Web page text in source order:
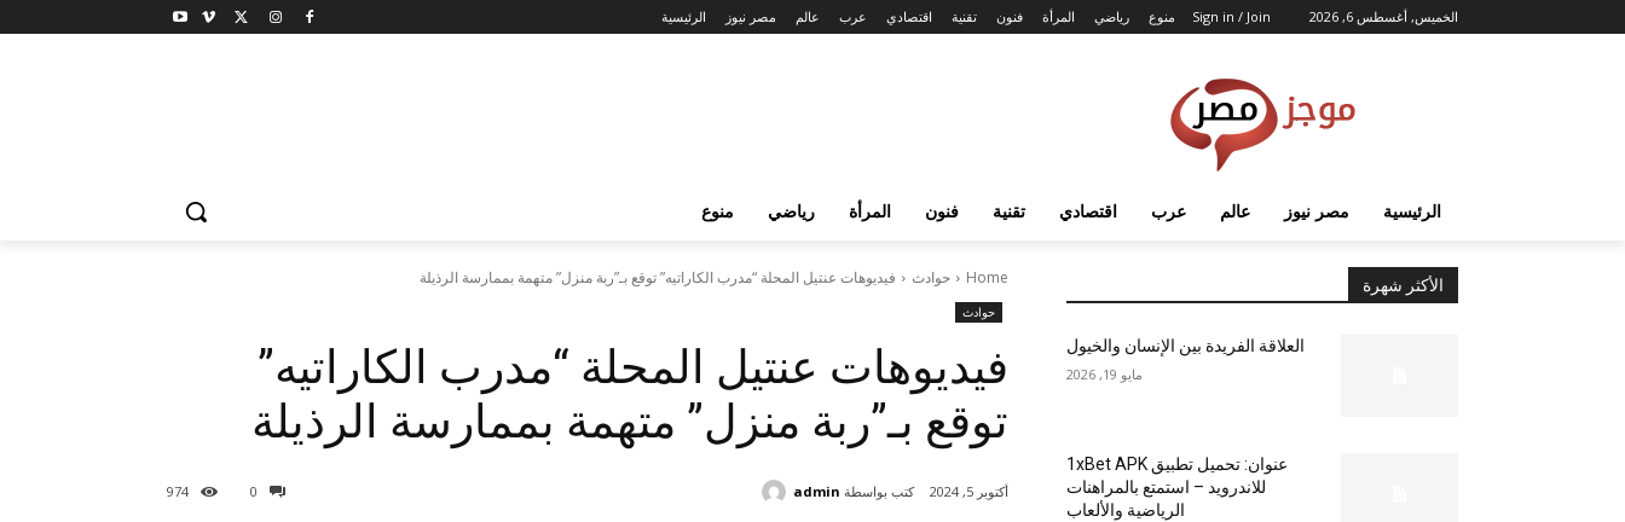
الخميس, أغسطس 6, 2026 Sign in / Join الرئيسية مصر نيوز عالم عرب اقتصادي تقنية فنون المرأة رياضي منوع
الرئيسية مصر نيوز عالم عرب اقتصادي تقنية فنون المرأة رياضي منوع
Home حوادث فيديوهات عنتيل المحلة “مدرب الكاراتيه” توقع بـ”ربة منزل” متهمة بممارسة الرذيلة
حوادث
فيديوهات عنتيل المحلة “مدرب الكاراتيه”
توقع بـ”ربة منزل” متهمة بممارسة الرذيلة
0
974 أكتوبر 5, 2024 كتب بواسطة admin
الأكثر شهرة
العلاقة الفريدة بين الإنسان والخيول
مايو 19, 2026
عنوان: تحميل تطبيق 1xBet APK
للاندرويد – استمتع بالمراهنات
الرياضية والألعاب